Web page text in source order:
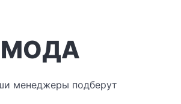
менеджеры подберут